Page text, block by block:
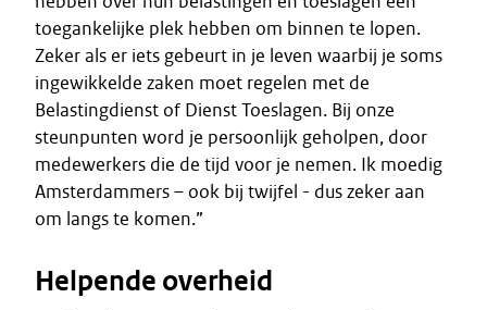
toegankelijke plek hebben om binnen te lopen.
Zeker als er iets gebeurt in je leven waarbij je soms
ingewikkelde zaken moet regelen met de
Belastingdienst of Dienst Toeslagen. Bij onze
steunpunten word je persoonlijk geholpen, door
medewerkers die de tijd voor je nemen. Ik moedig
Amsterdammers – ook bij twijfel - dus zeker aan
om langs te komen.”
Helpende overheid